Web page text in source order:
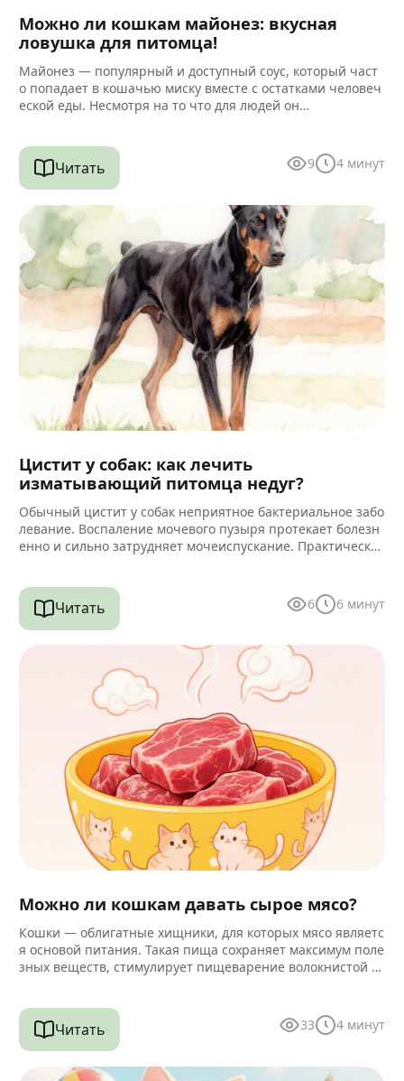
Можно ли кошкам майонез: вкусная
ловушка для питомца!
Майонез — популярный и доступный соус, который част
о попадает в кошачью миску вместе с остатками человеч
еской еды. Несмотря на то что для людей он…
Читать 9 4 минут
Цистит у собак: как лечить
изматывающий питомца недуг?
Обычный цистит у собак неприятное бактериальное забо
левание. Воспаление мочевого пузыря протекает болезн
енно и сильно затрудняет мочеиспускание. Практически
Читать 6 6 минут
Можно ли кошкам давать сырое мясо?
Кошки — облигатные хищники, для которых мясо являетс
я основой питания. Такая пища сохраняет максимум поле
зных веществ, стимулирует пищеварение волокнистой ст
Читать 33 4 минут